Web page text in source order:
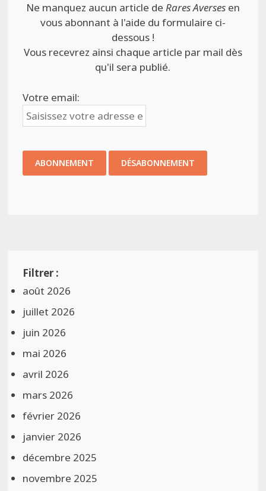
Ne manquez aucun article de Rares Aversesen
vous abonnant à l'aide du formulaire ci-
dessous !
Vous recevrez ainsi chaque article par mail dès
qu'il sera publié.
Votre email:
août 2026
juillet 2026
juin 2026
mai 2026
avril 2026
mars 2026
février 2026
janvier 2026
décembre 2025
novembre 2025